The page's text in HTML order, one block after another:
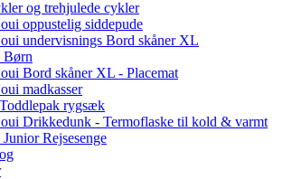
og trehjulede cykler
oppustelig siddepude
undervisnings Bord skåner XL
Børn
Bord skåner XL - Placemat
madkasser
rygsæk
Drikkedunk - Termoflaske til kold & varmt
Rejsesenge